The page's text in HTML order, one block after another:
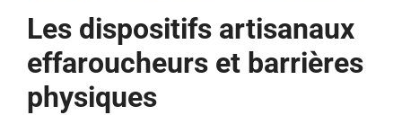
Les dispositifs artisanaux
effaroucheurs et barrières
physiques